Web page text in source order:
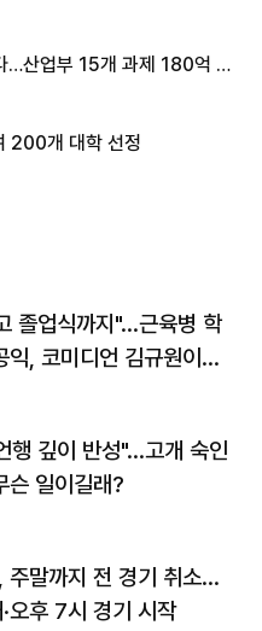
…산업부 15개 과제 180억 지
200개 대학 선정
졸업식까지"…근육병 학
익, 코미디언 김규원이었
행 깊이 반성"…고개 숙인
슨 일이길래?
주말까지 전 경기 취소…
오후 7시 경기 시작